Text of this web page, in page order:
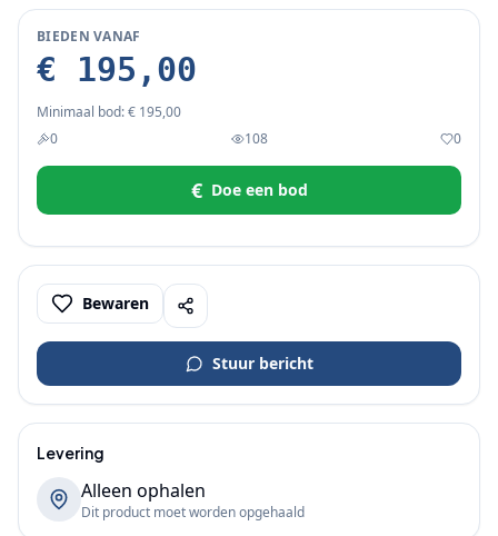
BIEDEN VANAF
€ 195,00
Minimaal bod:€ 195,00
0
108 0
€ Doe een bod
Bewaren
Stuur bericht
Levering
Alleen ophalen
Dit product moet worden opgehaald